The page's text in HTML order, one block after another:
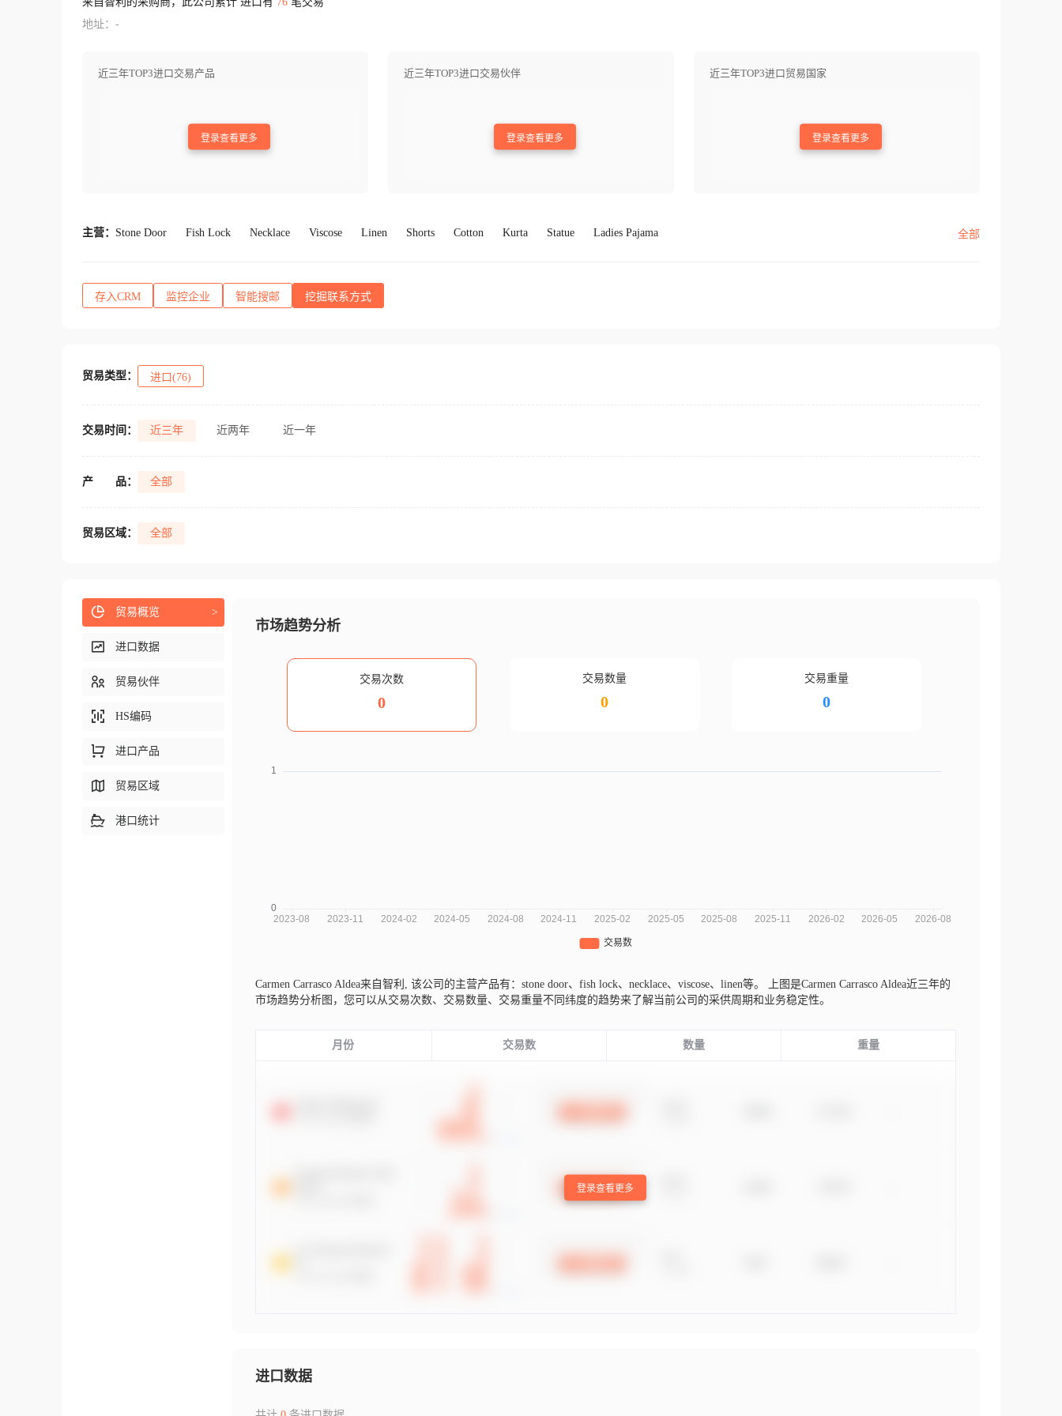
地址：-
近三年TOP3进口交易产品
登录查看更多
近三年TOP3进口交易伙伴
登录查看更多
近三年TOP3进口贸易国家
登录查看更多
主营： Stone Door Fish Lock Necklace Viscose Linen Shorts Cotton Kurta Statue Ladies Pajama 全部
存入CRM 监控企业 智能搜邮 挖掘联系方式
贸易类型： 进口(76)
交易时间： 近三年 近两年 近一年
产 品： 全部
贸易区域： 全部
市场趋势分析
交易次数
0
交易数量
0
交易重量
0
Carmen Carrasco Aldea来自智利, 该公司的主营产品有：stone door、fish lock、necklace、viscose、linen等。
上图是Carmen Carrasco Aldea近三年的
市场趋势分析图，您可以从交易次数、交易数量、交易重量不同纬度的趋势来了解当前公司的采供周期和业务稳定性。
月份 交易数 数量 重量
登录查看更多
进口数据
贸易概览 >
进口数据
贸易伙伴
HS编码
进口产品
贸易区域
港口统计